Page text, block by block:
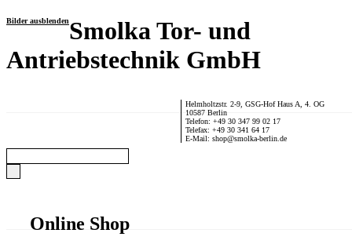
Bilder ausblendenSmolka Tor- und
Antriebstechnik GmbH
Helmholtzstr. 2-9, GSG-Hof Haus A, 4. OG
10587 Berlin
Telefon: +49 30 347 99 02 17
Telefax: +49 30 341 64 17
E-Mail: shop@smolka-berlin.de
Online Shop